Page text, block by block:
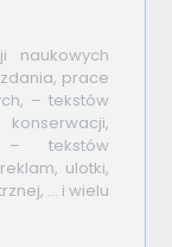
naukowych
prace
– tekstów
– tekstów
ulotki,
… i wielu